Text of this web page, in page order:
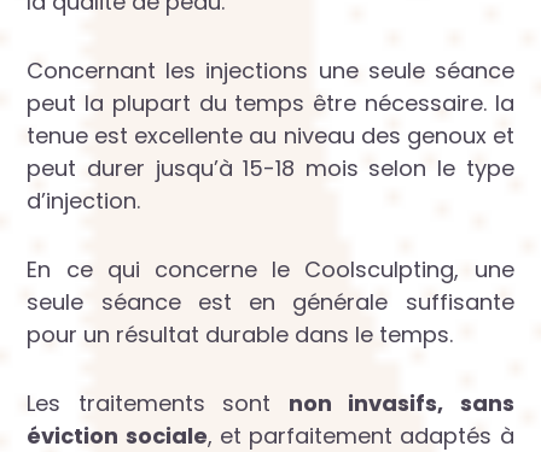
Concernant les injections une seule séance
peut la plupart du temps être nécessaire. la
tenue est excellente au niveau des genoux et
peut durer jusqu’à 15-18 mois selon le type
d’injection.
En ce qui concerne le Coolsculpting, une
seule séance est en générale suffisante
pour un résultat durable dans le temps.
Les traitements sont non invasifs, sans
éviction sociale, et parfaitement adaptés à